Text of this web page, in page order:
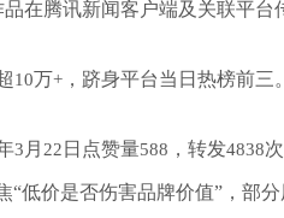
品在腾讯新闻客户端及关联平台
10万+ ，跻身平台当日热榜前三
3 月 22 日点赞量588 ，转发4838
“低价是否伤害品牌价值”，部